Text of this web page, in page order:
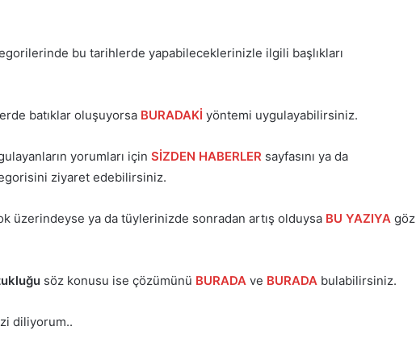
bu tarihlerde yapabileceklerinizle ilgili başlıkları
batıklar oluşuyorsa BURADAKİ yöntemi uygulayabilirsiniz.
yorumları için SİZDEN HABERLER sayfasını ya da
ziyaret edebilirsiniz.
üzerindeyse ya da tüylerinizde sonradan artış olduysa BU YAZIYA göz
söz konusu ise çözümünü BURADA ve BURADA bulabilirsiniz.
diliyorum..